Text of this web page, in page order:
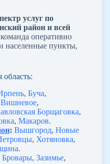
услуг по
район и всей
оперативно
населенные пункты,
область:
, Буча,
Вишневое,
Борщаговка,
, Макаров.
: Вышгород, Новые
, Хотяновка,
.
Бровары, Зазимье,